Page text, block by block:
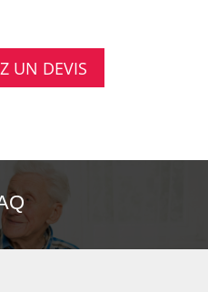
UN DEVIS